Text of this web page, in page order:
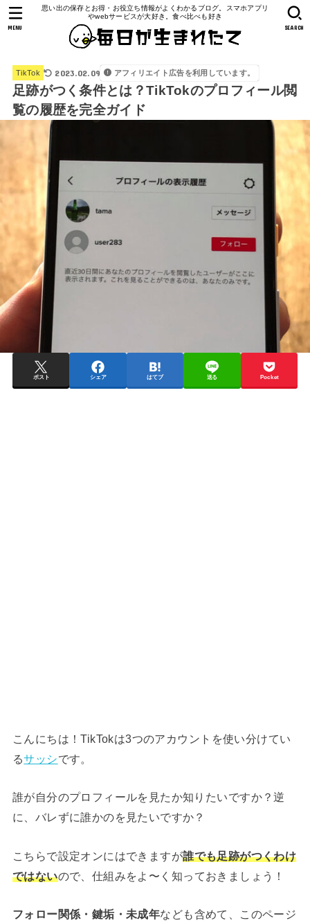
思い出の保存とお得・お役立ち情報がよくわかるブログ。スマホアプリ
やwebサービスが大好き。食べ比べも好き
SEARCH
MENU
TikTok 2023.02.09 アフィリエイト広告を利用しています。
足跡がつく条件とは？TikTokのプロフィール閲
覧の履歴を完全ガイド
ポスト シェア はてブ 送る Pocket
こんにちは！TikTokは3つのアカウントを使い分けてい
るサッシです。
誰が自分のプロフィールを見たか知りたいですか？逆
に、バレずに誰かのを見たいですか？
こちらで設定オンにはできますが誰でも足跡がつくわけ
ではないので、仕組みをよ〜く知っておきましょう！
フォロー関係・鍵垢・未成年なども含めて、このページ